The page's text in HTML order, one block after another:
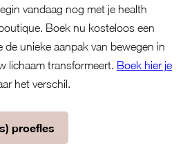
vandaag nog met je health
Boek nu kosteloos een
de unieke aanpak van bewegen in
lichaam transformeert. Boek hier je
het verschil.
proefles